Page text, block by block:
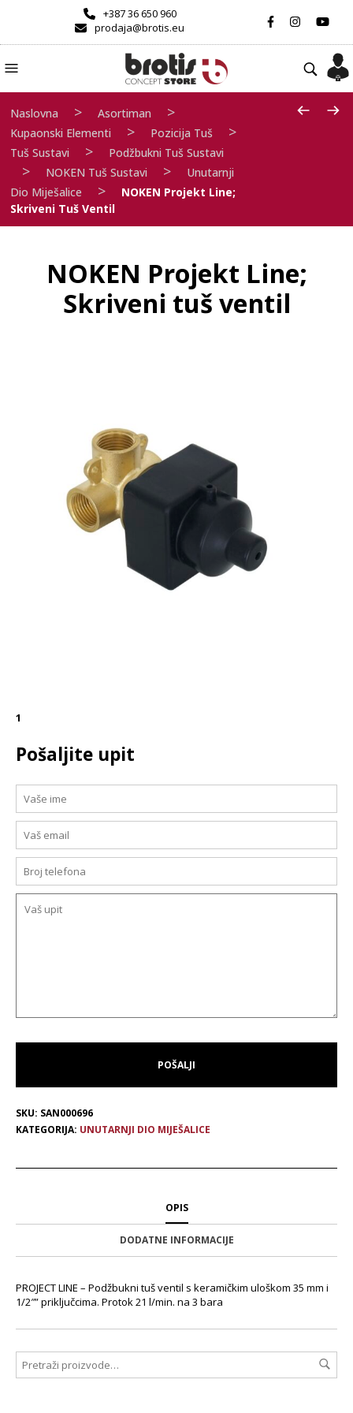
+387 36 650 960
prodaja@brotis.eu
Naslovna > Asortiman >
Kupaonski Elementi > Pozicija Tuš >
Tuš Sustavi > Podžbukni Tuš Sustavi
> NOKEN Tuš Sustavi >
Unutarnji
Dio Miješalice
>
NOKEN Projekt Line;
Skriveni Tuš Ventil
NOKEN Projekt Line;
Skriveni tuš ventil
1
Pošaljite upit
SKU: SAN000696
KATEGORIJA: UNUTARNJI DIO MIJEŠALICE
OPIS
DODATNE INFORMACIJE
PROJECT LINE – Podžbukni tuš ventil s keramičkim uloškom 35 mm i
1/2″” priključcima. Protok 21 l/min. na 3 bara